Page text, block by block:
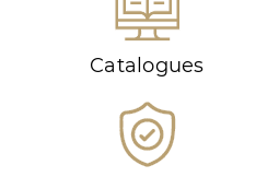
Catalogues